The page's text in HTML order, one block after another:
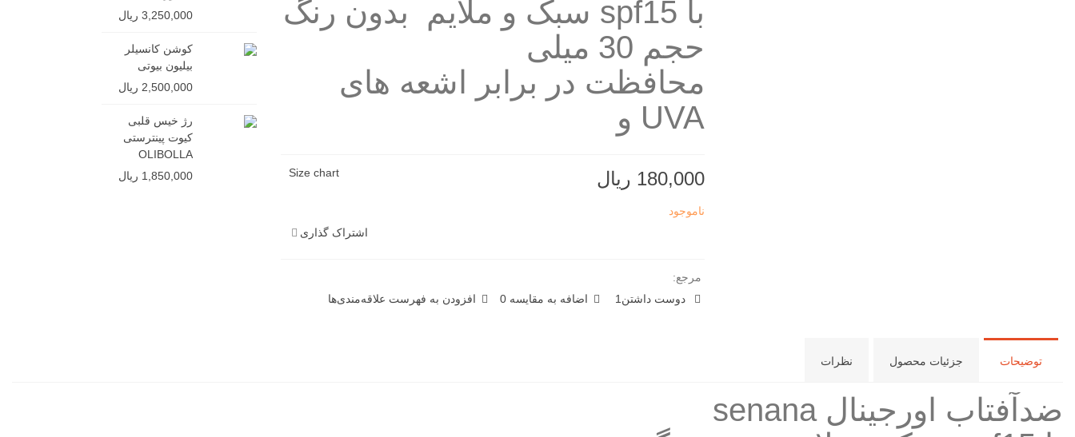
با spf15 سبک و ملایم بدون رنگ
حجم 30 میلی
محافظت در برابر اشعه های
UVA و
180,000 ریال Size chart
ناموجود
اشتراک گذاری
مرجع:
دوست داشتن 1 اضافه به مقایسه 0 افزودن به فهرست علاقه‌مندی‌ها
3,250,000 ریال
کوشن کانسیلر
بیلیون بیوتی
2,500,000 ریال
رژ خیس قلبی
کیوت پینترستی
OLIBOLLA
1,850,000 ریال
توضیحات جزئیات محصول نظرات
ضدآفتاب اورجینال senana